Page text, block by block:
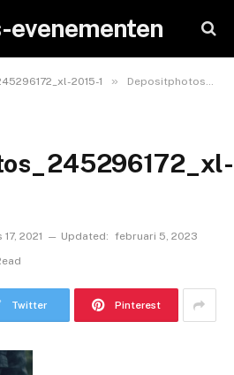
evenementen
2015-1 » Depositphotos_245296172_xl-2015-1
2021 Updated: februari 5, 2023
Twitter Pinterest